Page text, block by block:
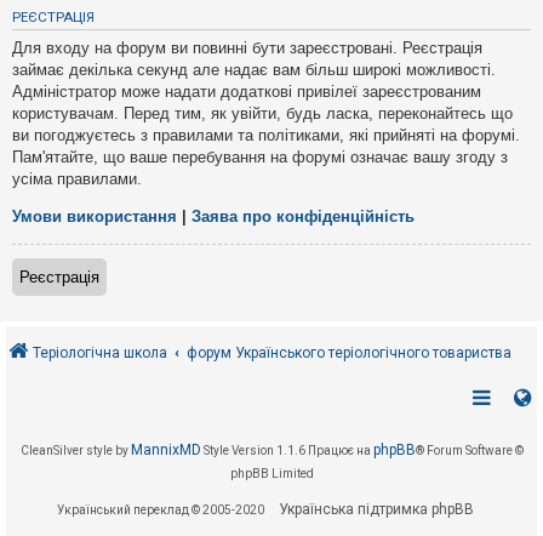
з
в
і
д
п
о
в
і
д
е
й
А
к
т
и
і
РЕЄСТРАЦІЯ
Для входу на форум ви повинні бути зареєстровані. Реєстрація
займає декілька секунд але надає вам більш широкі можливості.
Адміністратор може надати додаткові привілеї зареєстрованим
користувачам. Перед тим, як увійти, будь ласка, переконайтесь що
ви погоджуєтесь з правилами та політиками, які прийняті на форумі.
Пам'ятайте, що ваше перебування на форумі означає вашу згоду з
усіма правилами.
Умови використання Заява про конфіденційність
Реєстрація
Теріологічна школа форум Українського теріологічного товариства
CleanSilver style by MannixMD Style Version 1.1.6 Працює на phpBB® Forum Software ©
phpBB Limited
Український переклад © 2005-2020 Українська підтримка phpBB